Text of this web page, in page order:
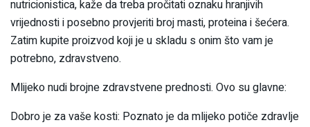
nutricionistica, kaže da treba pročitati oznaku hranjivih
vrijednosti i posebno provjeriti broj masti, proteina i šećera.
Zatim kupite proizvod koji je u skladu s onim što vam je
potrebno, zdravstveno.
Mlijeko nudi brojne zdravstvene prednosti. Ovo su glavne:
Dobro je za vaše kosti: Poznato je da mlijeko potiče zdravlje